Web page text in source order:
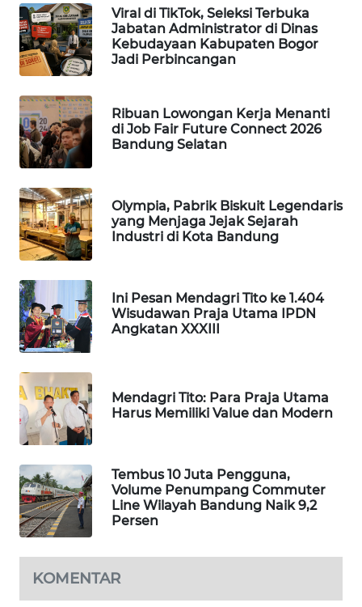
Viral di TikTok, Seleksi Terbuka
Jabatan Administrator di Dinas
Kebudayaan Kabupaten Bogor
Jadi Perbincangan
Ribuan Lowongan Kerja Menanti
di Job Fair Future Connect 2026
Bandung Selatan
Olympia, Pabrik Biskuit Legendaris
yang Menjaga Jejak Sejarah
Industri di Kota Bandung
Ini Pesan Mendagri Tito ke 1.404
Wisudawan Praja Utama IPDN
Angkatan XXXIII
Mendagri Tito: Para Praja Utama
Harus Memiliki Value dan Modern
Tembus 10 Juta Pengguna,
Volume Penumpang Commuter
Line Wilayah Bandung Naik 9,2
Persen
KOMENTAR
LKKI
KOPEKLIN
PORTAL
KONSUMEN
FORWAMKI
ALPERKLINAS
FORJASIDA
TAMBANG
SITUNGIR
SIDIKALANG
NEWS
SIBARAGAS
NEWS
METRO
SIANTAR
NEWS
METRO